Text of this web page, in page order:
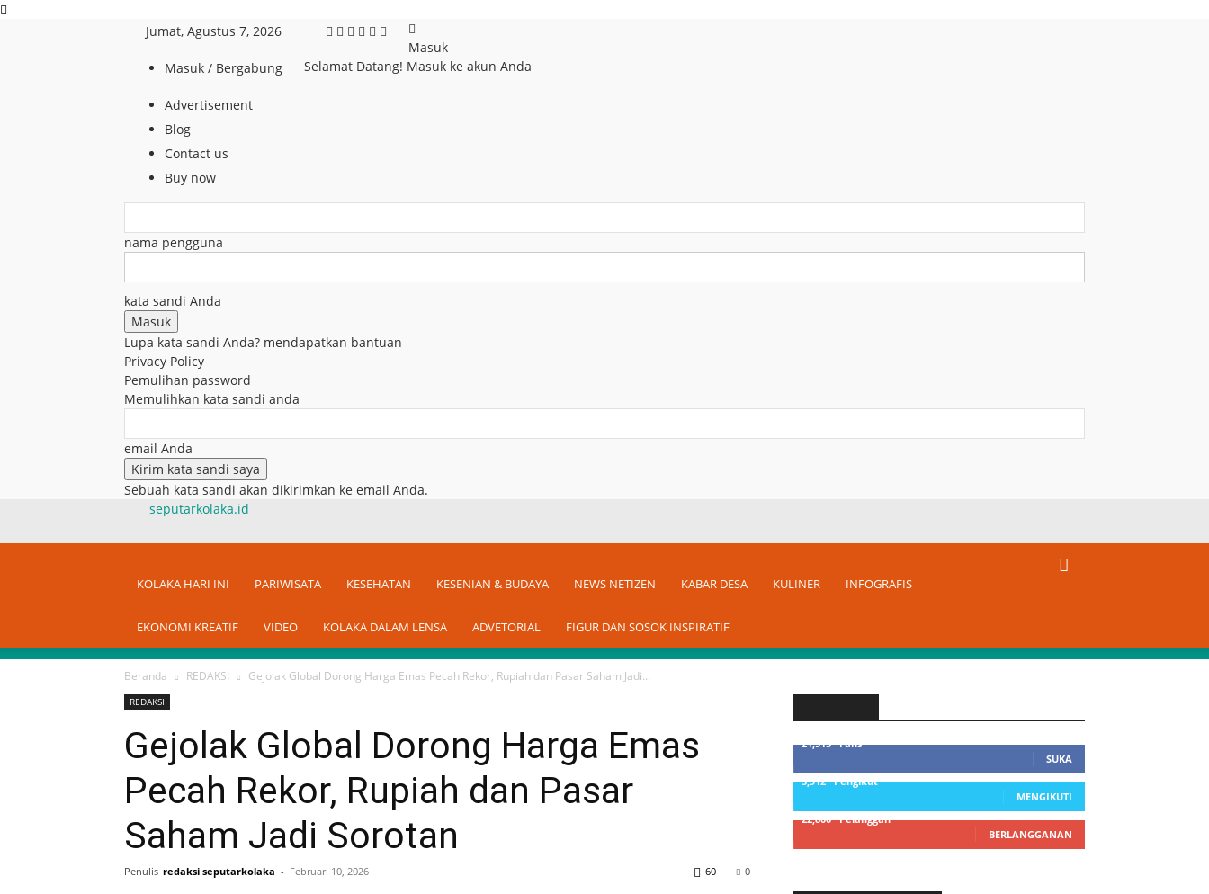
Jumat, Agustus 7, 2026
Masuk / Bergabung
Advertisement
Blog
Contact us
Buy now
Masuk
Selamat Datang! Masuk ke akun Anda
nama pengguna
kata sandi Anda
Lupa kata sandi Anda? mendapatkan bantuan
Privacy Policy
Pemulihan password
Memulihkan kata sandi anda
email Anda
Sebuah kata sandi akan dikirimkan ke email Anda.
seputarkolaka.id
KOLAKA HARI INI PARIWISATA KESEHATAN KESENIAN & BUDAYA NEWS NETIZEN KABAR DESA KULINER INFOGRAFIS
EKONOMI KREATIF VIDEO KOLAKA DALAM LENSA ADVETORIAL FIGUR DAN SOSOK INSPIRATIF
Beranda REDAKSI Gejolak Global Dorong Harga Emas Pecah Rekor, Rupiah dan Pasar Saham Jadi...
REDAKSI
Gejolak Global Dorong Harga Emas
Pecah Rekor, Rupiah dan Pasar
Saham Jadi Sorotan
Penulis redaksi seputarkolaka - Februari 10, 2026 0
60
21,915 Fans
SUKA
3,912 Pengikut
MENGIKUTI
22,800 Pelanggan
BERLANGGANAN